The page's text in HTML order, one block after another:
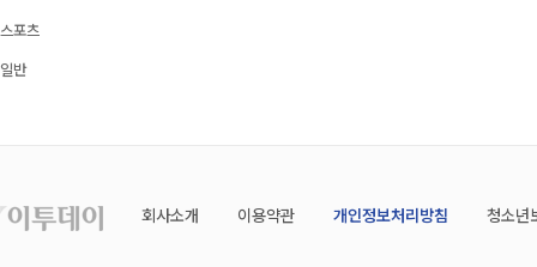
스포츠
일반
회사소개 이용약관 개인정보처리방침 청소년